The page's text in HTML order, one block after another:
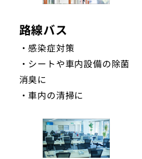
路線バス
・感染症対策
・シートや車内設備の除菌
消臭に
・車内の清掃に